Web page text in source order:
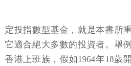
定投指數型基金，就是本書所
它適合絕大多數的投資者。舉
香港上班族，假如1964年18歲